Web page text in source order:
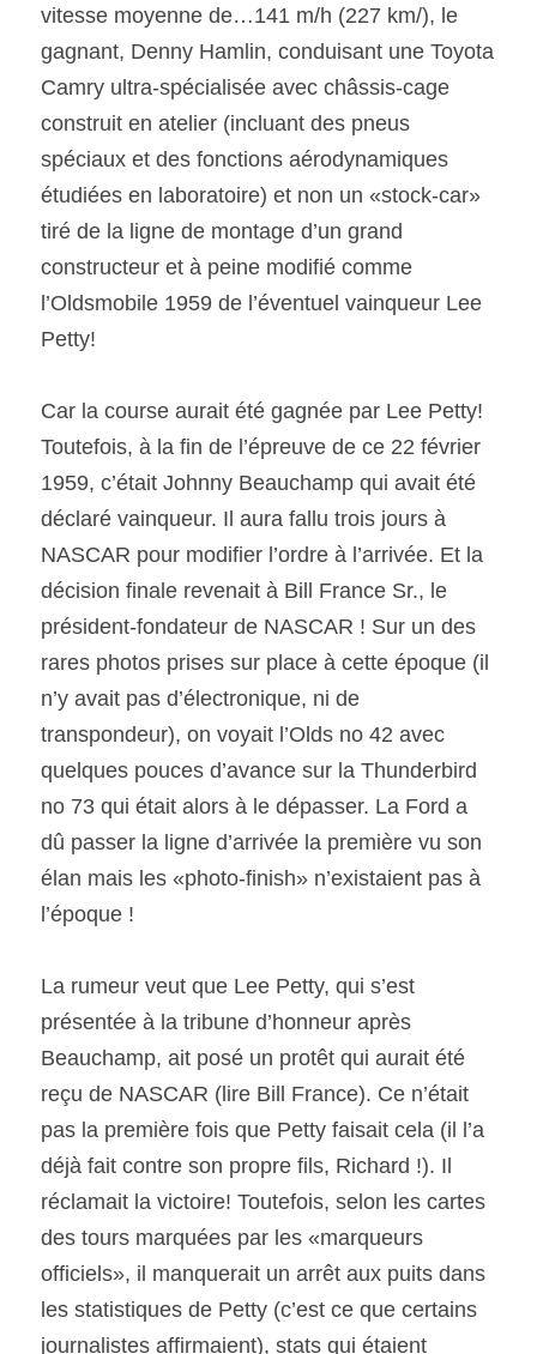
vitesse moyenne de…141 m/h (227 km/), le
gagnant, Denny Hamlin, conduisant une Toyota
Camry ultra-spécialisée avec châssis-cage
construit en atelier (incluant des pneus
spéciaux et des fonctions aérodynamiques
étudiées en laboratoire) et non un «stock-car»
tiré de la ligne de montage d’un grand
constructeur et à peine modifié comme
l’Oldsmobile 1959 de l’éventuel vainqueur Lee
Petty!
Car la course aurait été gagnée par Lee Petty!
Toutefois, à la fin de l’épreuve de ce 22 février
1959, c’était Johnny Beauchamp qui avait été
déclaré vainqueur. Il aura fallu trois jours à
NASCAR pour modifier l’ordre à l’arrivée. Et la
décision finale revenait à Bill France Sr., le
président-fondateur de NASCAR ! Sur un des
rares photos prises sur place à cette époque (il
n’y avait pas d’électronique, ni de
transpondeur), on voyait l’Olds no 42 avec
quelques pouces d’avance sur la Thunderbird
no 73 qui était alors à le dépasser. La Ford a
dû passer la ligne d’arrivée la première vu son
élan mais les «photo-finish» n’existaient pas à
l’époque !
La rumeur veut que Lee Petty, qui s’est
présentée à la tribune d’honneur après
Beauchamp, ait posé un protêt qui aurait été
reçu de NASCAR (lire Bill France). Ce n’était
pas la première fois que Petty faisait cela (il l’a
déjà fait contre son propre fils, Richard !). Il
réclamait la victoire! Toutefois, selon les cartes
des tours marquées par les «marqueurs
officiels», il manquerait un arrêt aux puits dans
les statistiques de Petty (c’est ce que certains
journalistes affirmaient), stats qui étaient